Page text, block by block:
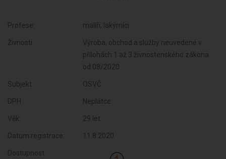
Profese: malíři, lakýrníci
Živnosti:
Výroba, obchod a služby neuvedené v
přílohách 1 až 3 živnostenského zákona
od 08/2020
Subjekt: OSVČ
DPH: Neplátce
Věk: 29 let
Datum registrace: 11.8.2020
Dostupnost: